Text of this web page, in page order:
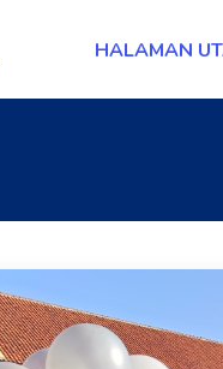
HALAMAN